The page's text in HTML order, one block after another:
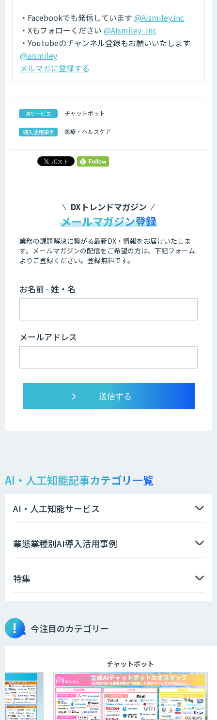
・Facebookでも発信しています @AIsmiley.inc
・Xもフォローください @AIsmiley_inc
・Youtubeのチャンネル登録もお願いいたします
@aismiley
メルマガに登録する
AIサービス チャットボット
導入活用事例 医療・ヘルスケア
DXトレンドマガジン
メールマガジン登録
業務の課題解決に繋がる最新DX・情報をお届けいたしま
す。 メールマガジンの配信をご希望の方は、下記フォーム
よりご登録ください。登録無料です。
お名前 - 姓・名
メールアドレス
AI・人工知能記事カテゴリ一覧
AI・人工知能サービス
業態業種別AI導入活用事例
特集
今注目のカテゴリー
チャットボット